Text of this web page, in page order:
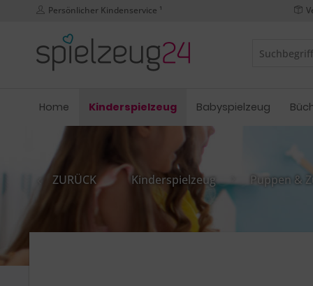
Persönlicher Kindenservice ¹
Home Kinderspielzeug Babyspielzeug
ZURÜCK Kinderspielzeug Puppen &